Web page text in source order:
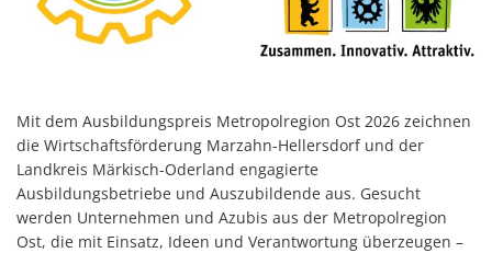
Mit dem Ausbildungspreis Metropolregion Ost 2026 zeichnen
die Wirtschaftsförderung Marzahn-Hellersdorf und der
Landkreis Märkisch-Oderland engagierte
Ausbildungsbetriebe und Auszubildende aus. Gesucht
werden Unternehmen und Azubis aus der Metropolregion
Ost, die mit Einsatz, Ideen und Verantwortung überzeugen –